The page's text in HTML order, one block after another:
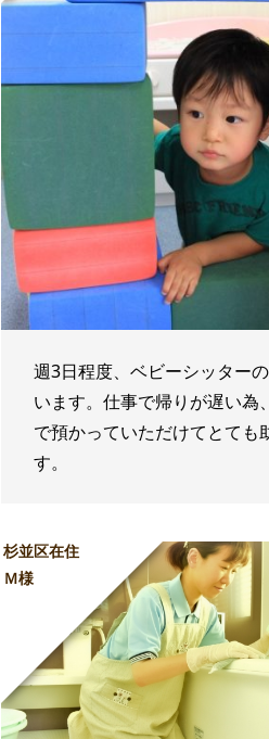
週3日程度、ベビーシッター
います。仕事で帰りが遅い為
で預かっていただけてとても
す。
杉並区在住
Ｍ様